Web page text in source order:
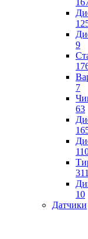
9
7
63
311
10
Датчики